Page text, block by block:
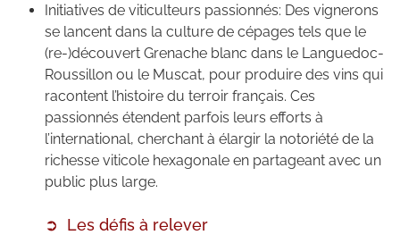
Initiatives de viticulteurs passionnés: Des vignerons
se lancent dans la culture de cépages tels que le
(re-)découvert Grenache blanc dans le Languedoc-
Roussillon ou le Muscat, pour produire des vins qui
racontent l’histoire du terroir français. Ces
passionnés étendent parfois leurs efforts à
l’international, cherchant à élargir la notoriété de la
richesse viticole hexagonale en partageant avec un
public plus large.
Les défis à relever